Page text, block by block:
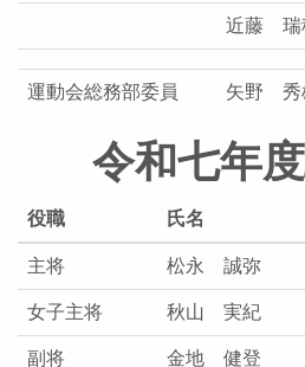
近藤 瑞
運動会総務部委員 矢野 秀
令和七年
役職 氏名
主将 松永 誠弥
女子主将 秋山 実紀
副将 金地 健登